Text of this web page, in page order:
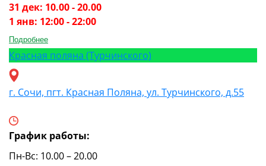
31 дек: 10.00 - 20.00
1 янв: 12:00 - 22:00
Подробнее
Красная поляна (Турчинского)
г. Сочи, пгт. Красная Поляна, ул. Турчинского, д.55
График работы:
Пн-Вс: 10.00 – 20.00